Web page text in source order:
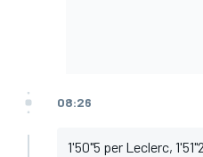
08:26
1'50"5 per Leclerc,